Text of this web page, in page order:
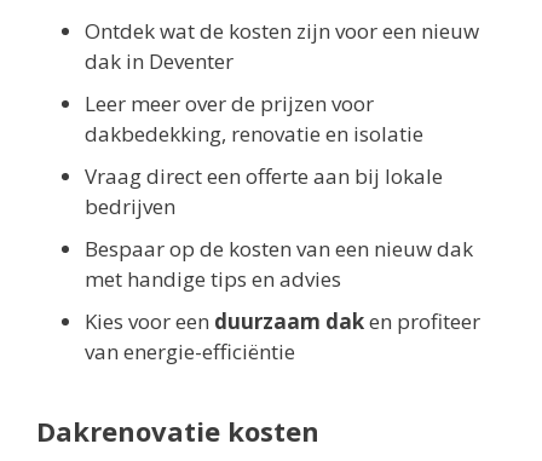
Ontdek wat de kosten zijn voor een nieuw
dak in Deventer
Leer meer over de prijzen voor
dakbedekking, renovatie en isolatie
Vraag direct een offerte aan bij lokale
bedrijven
Bespaar op de kosten van een nieuw dak
met handige tips en advies
Kies voor een duurzaam daken profiteer
van energie-efficiëntie
Dakrenovatie kosten